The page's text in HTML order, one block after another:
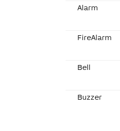
Alarm
FireAlarm
Bell
Buzzer